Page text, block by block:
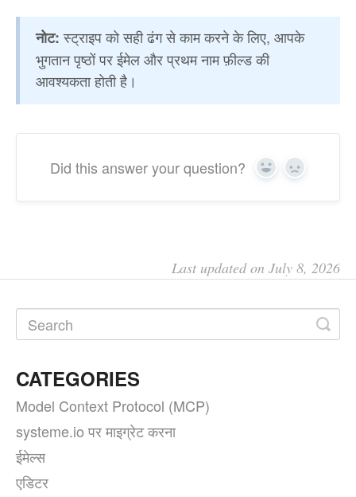
नोट:स्ट्राइप को सही ढंग से काम करने के लिए, आपके
भुगतान पृष्ठों पर ईमेल और प्रथम नाम फ़ील्ड की
आवश्यकता होती है।
Did this answer your question? Yes No
Last updated on July 8, 2026
CATEGORIES
Model Context Protocol (MCP)
systeme.io पर माइग्रेट करना
ईमेल्स
एडिटर